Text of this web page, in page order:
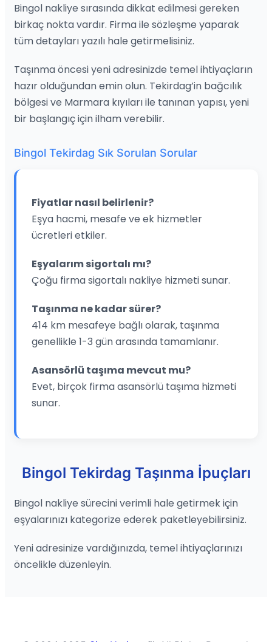
Bingol nakliye sırasında dikkat edilmesi gereken
birkaç nokta vardır. Firma ile sözleşme yaparak
tüm detayları yazılı hale getirmelisiniz.
Taşınma öncesi yeni adresinizde temel ihtiyaçların
hazır olduğundan emin olun. Tekirdag’in bağcılık
bölgesi ve Marmara kıyıları ile tanınan yapısı, yeni
bir başlangıç için ilham verebilir.
Bingol Tekirdag Sık Sorulan Sorular
Fiyatlar nasıl belirlenir?
Eşya hacmi, mesafe ve ek hizmetler
ücretleri etkiler.
Eşyalarım sigortalı mı?
Çoğu firma sigortalı nakliye hizmeti sunar.
Taşınma ne kadar sürer?
414 km mesafeye bağlı olarak, taşınma
genellikle 1-3 gün arasında tamamlanır.
Asansörlü taşıma mevcut mu?
Evet, birçok firma asansörlü taşıma hizmeti
sunar.
Bingol Tekirdag Taşınma İpuçları
Bingol nakliye sürecini verimli hale getirmek için
eşyalarınızı kategorize ederek paketleyebilirsiniz.
Yeni adresinize vardığınızda, temel ihtiyaçlarınızı
öncelikle düzenleyin.